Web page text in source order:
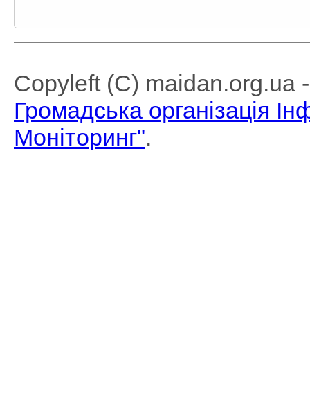
Copyleft (C) maidan.org.ua
Громадська організація
Моніторинг".